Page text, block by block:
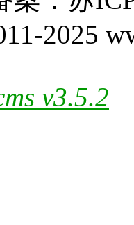
2025
v3.5.2